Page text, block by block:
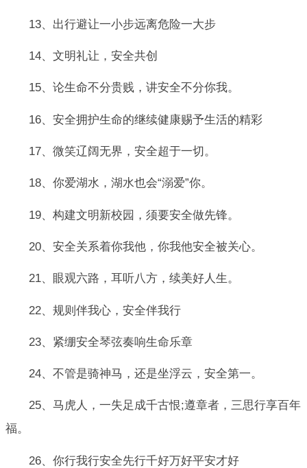
13、出行避让一小步远离危险一大步
14、文明礼让，安全共创
15、论生命不分贵贱，讲安全不分你我。
16、安全拥护生命的继续健康赐予生活的精彩
17、微笑辽阔无界，安全超于一切。
18、你爱湖水，湖水也会“溺爱”你。
19、构建文明新校园，须要安全做先锋。
20、安全关系着你我他，你我他安全被关心。
21、眼观六路，耳听八方，续美好人生。
22、规则伴我心，安全伴我行
23、紧绷安全琴弦奏响生命乐章
24、不管是骑神马，还是坐浮云，安全第一。
25、马虎人，一失足成千古恨;遵章者，三思行享百年
福。
26、你行我行安全先行千好万好平安才好